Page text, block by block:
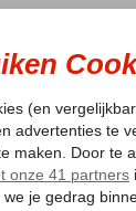
City